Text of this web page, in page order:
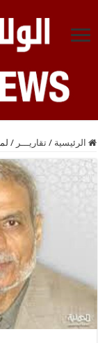
الرئيسية / تقاريـــر /